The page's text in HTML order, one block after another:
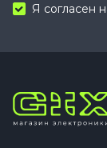
Я согласен